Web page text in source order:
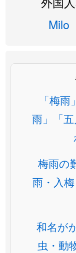
Milo
「梅
雨」「
梅雨の
雨・入
和名が
虫・動